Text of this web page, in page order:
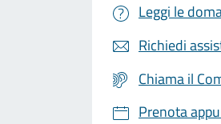
Leggi le
Richiedi
Chiama il
Prenota